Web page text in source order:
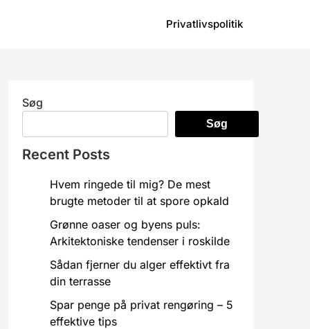
Privatlivspolitik
Søg
Søg
Recent Posts
Hvem ringede til mig? De mest
brugte metoder til at spore opkald
Grønne oaser og byens puls:
Arkitektoniske tendenser i roskilde
Sådan fjerner du alger effektivt fra
din terrasse
Spar penge på privat rengøring – 5
effektive tips